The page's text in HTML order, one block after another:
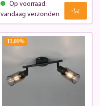
Op voorraad:
vandaag verzonden
13.89%